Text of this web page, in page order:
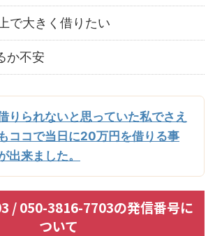
で大きく借りたい
か不安
りられないと思っていた私でさえ
もココで当日に20万円を借りる事
出来ました。
/ 050-3816-7703の発信番号に
ついて